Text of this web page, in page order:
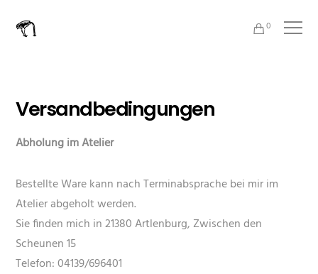
0
Versandbedingungen
Abholung im Atelier
Bestellte Ware kann nach Terminabsprache bei mir im
Atelier abgeholt werden.
Sie finden mich in 21380 Artlenburg, Zwischen den
Scheunen 15
Telefon: 04139/696401